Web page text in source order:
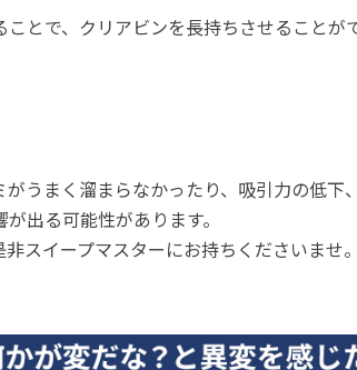
とで、クリアビンを長持ちさせることが
うまく溜まらなかったり、吸引力の低下
出る可能性があります。
スイープマスターにお持ちくださいませ